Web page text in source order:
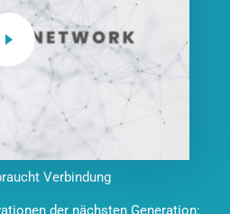
Verbindung
der nächsten Generation: